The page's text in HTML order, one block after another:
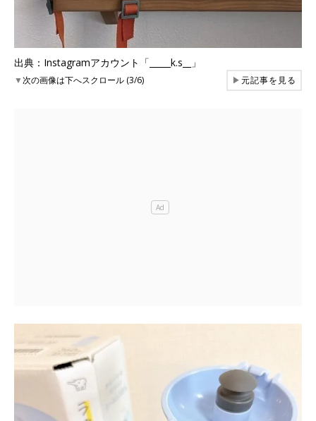
出典：Instagramアカウント「_____k.s__」
▼次の画像は下へスクロール (3/6) ▶元記事を見る